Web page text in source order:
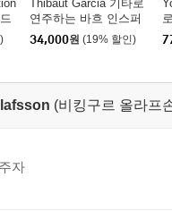
Thibaut Garcia 기타로
연주하는 바흐 인스퍼
레이션 (Bach Inspiratio
ns) [UHQCD]
34,000원 (19% 할인)
(비킹구르 올라프
자